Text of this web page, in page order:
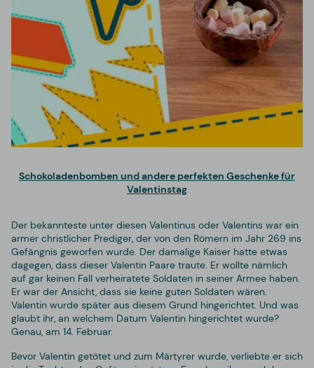
Schokoladenbomben und andere perfekten Geschenke für
Valentinstag
Der bekannteste unter diesen Valentinus oder Valentins war ein
armer christlicher Prediger, der von den Römern im Jahr 269 ins
Gefängnis geworfen wurde. Der damalige Kaiser hatte etwas
dagegen, dass dieser Valentin Paare traute. Er wollte nämlich
auf gar keinen Fall verheiratete Soldaten in seiner Armee haben.
Er war der Ansicht, dass sie keine guten Soldaten wären.
Valentin wurde später aus diesem Grund hingerichtet. Und was
glaubt ihr, an welchem Datum Valentin hingerichtet wurde?
Genau, am 14. Februar.
Bevor Valentin getötet und zum Märtyrer wurde, verliebte er sich